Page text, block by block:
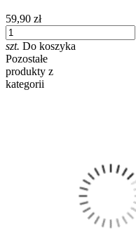
59,90 zł
szt. Do koszyka
Pozostałe
produkty z
kategorii